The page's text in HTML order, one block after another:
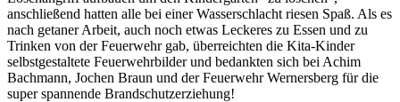
anschließend hatten alle bei einer Wasserschlacht riesen Spaß. Als es
nach getaner Arbeit, auch noch etwas Leckeres zu Essen und zu
Trinken von der Feuerwehr gab, überreichten die Kita-Kinder
selbstgestaltete Feuerwehrbilder und bedankten sich bei Achim
Bachmann, Jochen Braun und der Feuerwehr Wernersberg für die
super spannende Brandschutzerziehung!